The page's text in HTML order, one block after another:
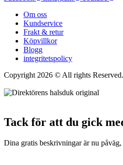
Om oss
Kundservice
Frakt & retur
Köpvillkor
Blogg
integritetspolicy
Copyright 2026 © All rights Reserved.
Tack för att du gick
Dina gratis beskrivningar är nu